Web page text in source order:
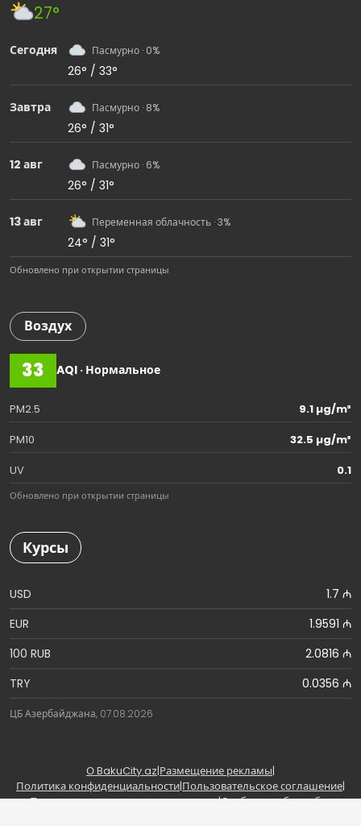
27°
Сегодня Пасмурно · 0%
26° / 33°
Завтра Пасмурно · 8%
26° / 31°
12 авг Пасмурно · 6%
26° / 31°
13 авг Переменная облачность · 3%
24° / 31°
Обновлено при открытии страницы
Воздух
33 AQI · Нормальное
PM2.5
9.1 µg/m³
PM10
32.5 µg/m³
UV
0.1
Обновлено при открытии страницы
Курсы
USD
1.7 ₼
EUR
1.9591 ₼
100 RUB
2.0816 ₼
TRY
0.0356 ₼
ЦБ Азербайджана, 07.08.2026
О BakuCity.az|Размещение рекламы|
Политика конфиденциальности|Пользовательское соглашение|
Правила использования материалов|Сообщить об ошибке